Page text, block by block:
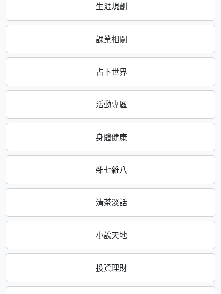
生涯規劃
課業相關
占卜世界
活動專區
身體健康
雜七雜八
清茶淡話
小說天地
投資理財